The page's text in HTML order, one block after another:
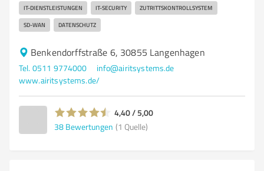
IT-DIENSTLEISTUNGEN IT-SECURITY ZUTRITTSKONTROLLSYSTEM
SD-WAN DATENSCHUTZ
Benkendorffstraße 6, 30855 Langenhagen
Tel. 0511 9774000
info@airitsystems.de
www.airitsystems.de/
4,40 / 5,00
38 Bewertungen (1 Quelle)